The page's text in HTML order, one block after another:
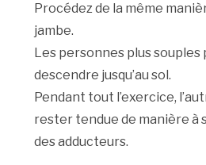
Procédez de la même
jambe.
Les personnes plus souples
descendre jusqu’au sol.
Pendant tout l’exercice,
rester tendue de manière à
des adducteurs.